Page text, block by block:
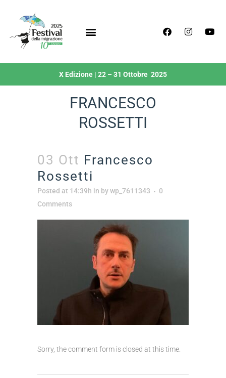
X Edizione | 22 – 31 Ottobre 2025
FRANCESCO
ROSSETTI
03 Ott Francesco
Rossetti
Posted at 14:39h in bywp_7611343
0
Comments
Sorry, the comment form is closed at this time.